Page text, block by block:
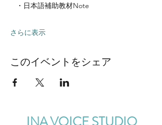
・日本語補助教材Note
さらに表示
このイベントをシェア